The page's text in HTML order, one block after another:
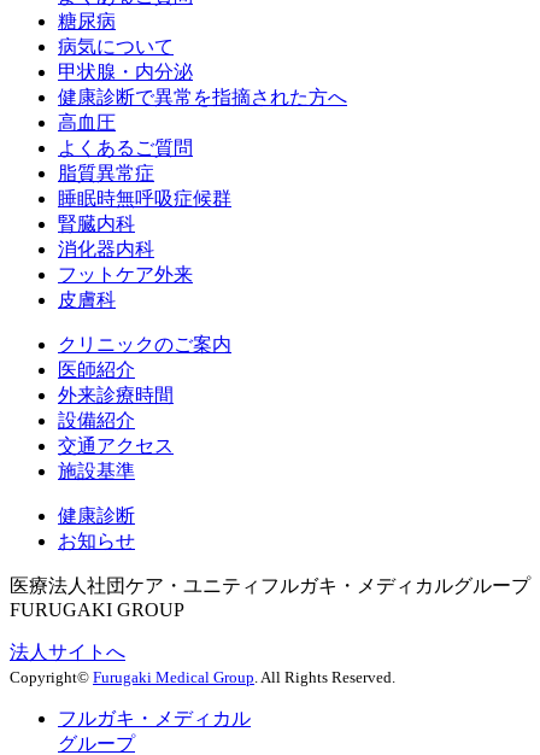
糖尿病
病気について
甲状腺・内分泌
健康診断で異常を指摘された方へ
高血圧
よくあるご質問
脂質異常症
睡眠時無呼吸症候群
腎臓内科
消化器内科
フットケア外来
皮膚科
クリニックのご案内
医師紹介
外来診療時間
設備紹介
交通アクセス
施設基準
健康診断
お知らせ
医療法人社団ケア・ユニティ フルガキ・メディカルグループ
FURUGAKI GROUP
法人サイトへ
Copyright© Furugaki Medical Group . All Rights Reserved.
フルガキ・メディカル
グループ